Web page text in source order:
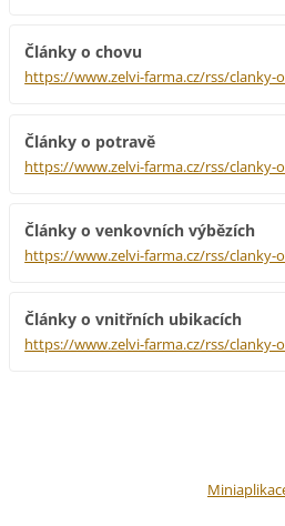
Články o chovu
https://www.zelvi-farma.cz/rss/clanky-
Články o potravě
https://www.zelvi-farma.cz/rss/clanky-
Články o venkovních výbězích
https://www.zelvi-farma.cz/rss/clanky-
Články o vnitřních ubikacích
https://www.zelvi-farma.cz/rss/clanky-